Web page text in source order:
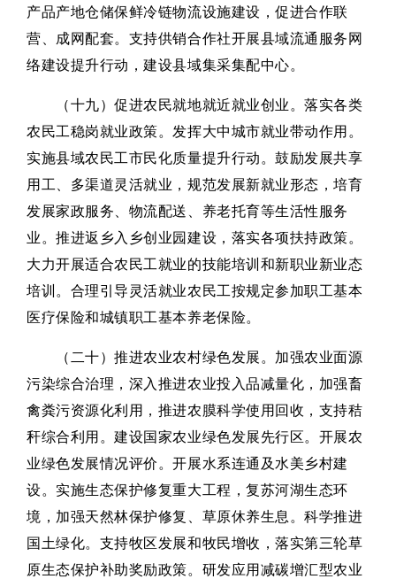
产品产地仓储保鲜冷链物流设施建设，促进合作联
营、成网配套。支持供销合作社开展县域流通服务网
络建设提升行动，建设县域集采集配中心。
（十九）促进农民就地就近就业创业。落实各类
农民工稳岗就业政策。发挥大中城市就业带动作用。
实施县域农民工市民化质量提升行动。鼓励发展共享
用工、多渠道灵活就业，规范发展新就业形态，培育
发展家政服务、物流配送、养老托育等生活性服务
业。推进返乡入乡创业园建设，落实各项扶持政策。
大力开展适合农民工就业的技能培训和新职业新业态
培训。合理引导灵活就业农民工按规定参加职工基本
医疗保险和城镇职工基本养老保险。
（二十）推进农业农村绿色发展。加强农业面源
污染综合治理，深入推进农业投入品减量化，加强畜
禽粪污资源化利用，推进农膜科学使用回收，支持秸
秆综合利用。建设国家农业绿色发展先行区。开展农
业绿色发展情况评价。开展水系连通及水美乡村建
设。实施生态保护修复重大工程，复苏河湖生态环
境，加强天然林保护修复、草原休养生息。科学推进
国土绿化。支持牧区发展和牧民增收，落实第三轮草
原生态保护补助奖励政策。研发应用减碳增汇型农业